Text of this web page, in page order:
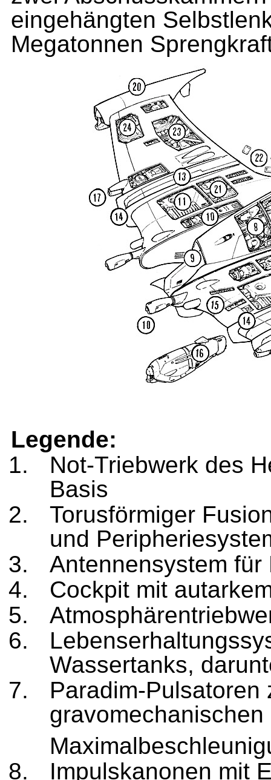
eingehängten
Megatonnen
Legende:
Not-Triebwerk des
Basis
Torusförmiger
und
Antennensystem
Cockpit mit
Wassertanks,
Paradim-
Impulskanonen mit